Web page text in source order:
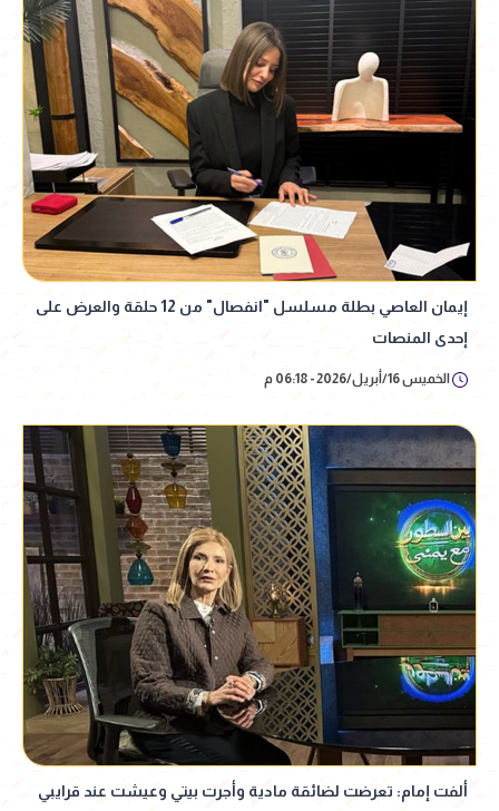
إيمان العاصي بطلة مسلسل "انفصال" من 12 حلقة والعرض على
إحدى المنصات
الخميس 16/أبريل/2026 - 06:18 م
ألفت إمام: تعرضت لضائقة مادية وأجرت بيتي وعيشت عند قرايبي